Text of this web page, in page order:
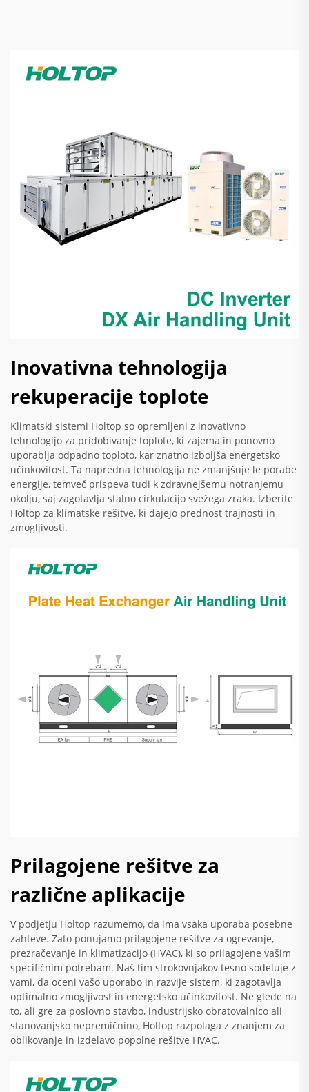
Inovativna tehnologija
rekuperacije toplote
Klimatski sistemi Holtop so opremljeni z inovativno
tehnologijo za pridobivanje toplote, ki zajema in ponovno
uporablja odpadno toploto, kar znatno izboljša energetsko
učinkovitost. Ta napredna tehnologija ne zmanjšuje le porabe
energije, temveč prispeva tudi k zdravnejšemu notranjemu
okolju, saj zagotavlja stalno cirkulacijo svežega zraka. Izberite
Holtop za klimatske rešitve, ki dajejo prednost trajnosti in
zmogljivosti.
Prilagojene rešitve za
različne aplikacije
V podjetju Holtop razumemo, da ima vsaka uporaba posebne
zahteve. Zato ponujamo prilagojene rešitve za ogrevanje,
prezračevanje in klimatizacijo (HVAC), ki so prilagojene vašim
specifičnim potrebam. Naš tim strokovnjakov tesno sodeluje z
vami, da oceni vašo uporabo in razvije sistem, ki zagotavlja
optimalno zmogljivost in energetsko učinkovitost. Ne glede na
to, ali gre za poslovno stavbo, industrijsko obratovalnico ali
stanovanjsko nepremičnino, Holtop razpolaga z znanjem za
oblikovanje in izdelavo popolne rešitve HVAC.